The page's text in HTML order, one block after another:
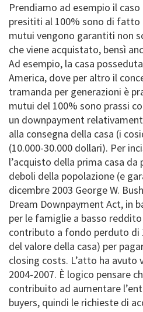
Prendiamo ad esempio il
presititi al 100% sono di fatto
mutui vengono garantiti non
che viene acquistato, bensì
Ad esempio, la casa
America, dove per altro il
tramanda per generazioni è
mutui del 100% sono prassi
un downpayment
alla consegna della casa (i
(10.000-30.000 dollari). Per
l’acquisto della prima casa
deboli della popolazione (e
dicembre 2003 George W.
Dream Downpayment Act, in
per le famiglie a basso
contributo a fondo perduto di
del valore della casa) per
closing costs. L’atto ha avuto
2004-2007. È logico pensare
contribuito ad aumentare
buyers, quindi le richieste di